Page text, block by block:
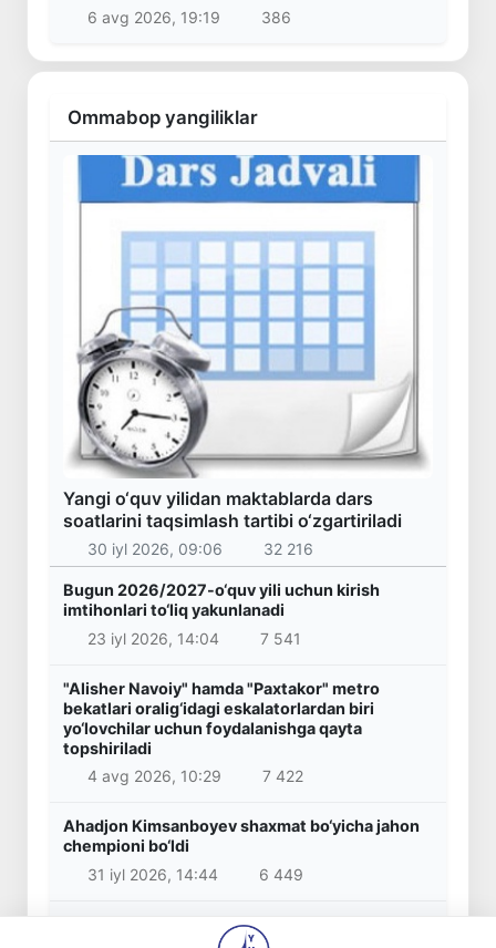
6 avg 2026, 19:19
386
Ommabop yangiliklar
Yangi o‘quv yilidan maktablarda dars
soatlarini taqsimlash tartibi o‘zgartiriladi
30 iyl 2026, 09:06 32 216
Bugun 2026/2027-o‘quv yili uchun kirish
imtihonlari to‘liq yakunlanadi
23 iyl 2026, 14:04
7 541
"Alisher Navoiy" hamda "Paxtakor" metro
bekatlari oralig‘idagi eskalatorlardan biri
yo‘lovchilar uchun foydalanishga qayta
topshiriladi
4 avg 2026, 10:29
7 422
Ahadjon Kimsanboyev shaxmat bo‘yicha jahon
chempioni bo‘ldi
31 iyl 2026, 14:44
6 449
Boshlang‘ich ta’lim o‘qituvchilariga milliy
sertifikat berish bo‘yicha imtihonlarni o‘tkazish